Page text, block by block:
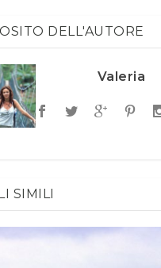
DELL'AUTORE
Valeria
SIMILI